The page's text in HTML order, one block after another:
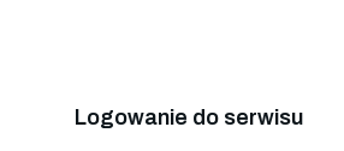
Logowanie do serwisu